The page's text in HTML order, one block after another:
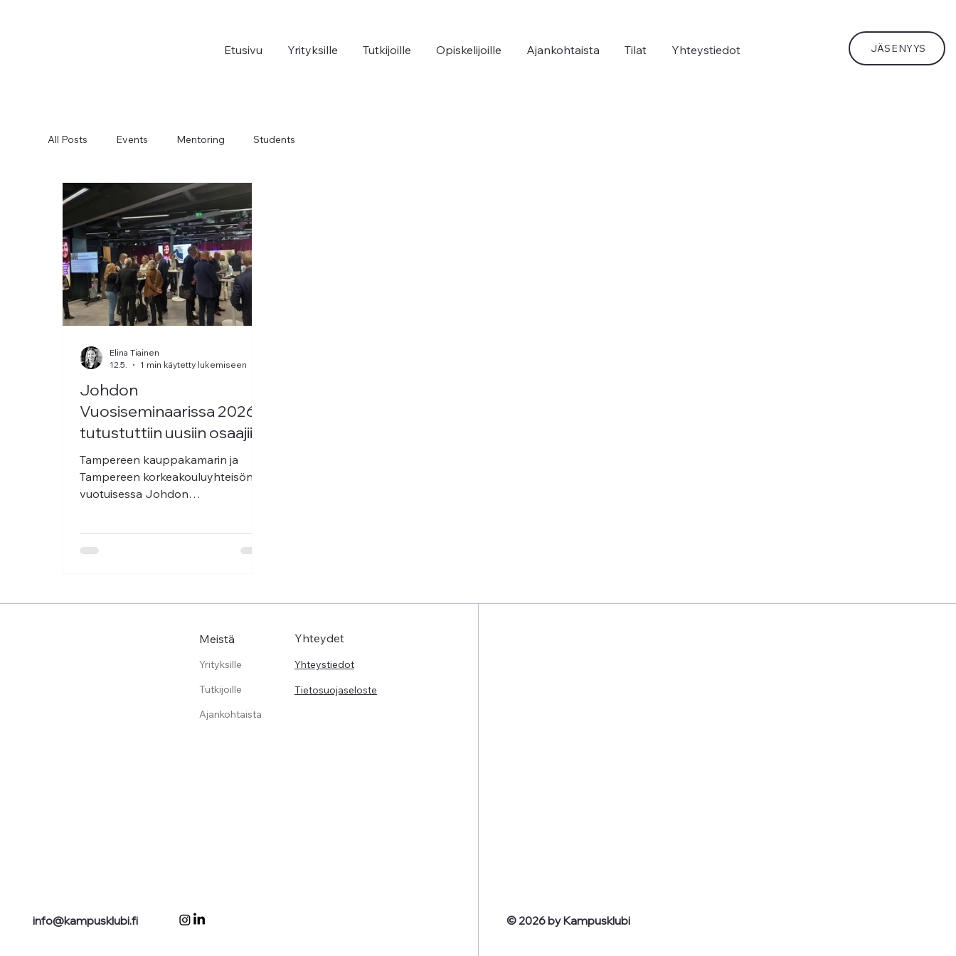
Etusivu Yrityksille Tutkijoille Opiskelijoille Ajankohtaista Tilat Yhteystiedot JÄSENYYS
All Posts Events Mentoring Students
Johdon
Vuosiseminaarissa 2026
tutustuttiin uusiin osaajiin
Tampereen kauppakamarin ja
Tampereen korkeakouluyhteisön
vuotuisessa Johdon
ajankohtaisten teemojen äärellä.
Elina Tiainen
12.5.
1 min käytetty lukemiseen
Meistä
Yrityksille
Tutkijoille
Ajankohtaista
Yhteydet
Yhteystiedot
Tietosuojaseloste
info@kampusklubi.fi © 2026 by Kampusklubi